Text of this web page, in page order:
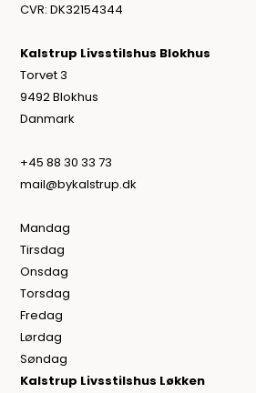
CVR: DK32154344
Kalstrup Livsstilshus Blokhus
Torvet 3
9492 Blokhus
Danmark
+45 88 30 33 73
mail@bykalstrup.dk
Mandag
Tirsdag
Onsdag
Torsdag
Fredag
Lørdag
Søndag
Kalstrup Livsstilshus Løkken